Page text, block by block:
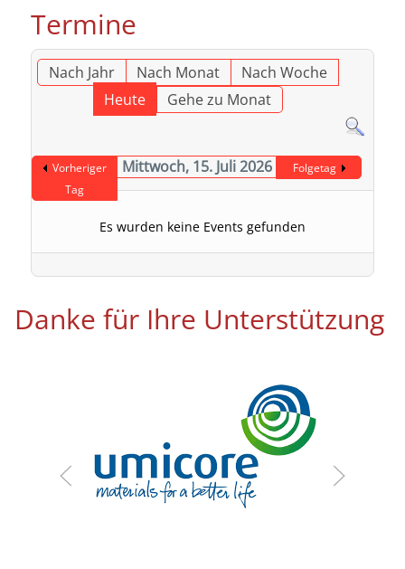
Termine
Nach Jahr Nach Monat
Nach Woche
Heute
Gehe zu Monat
Vorheriger
Tag
Mittwoch, 15. Juli 2026 Folgetag
Es wurden keine Events gefunden
Danke für Ihre Unterstützung